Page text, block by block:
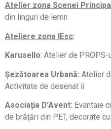
Atelier zona Scenei
din linguri de lemn
Ateliere zona IEsc:
Karusello: Atelier de
Șezătoarea Urbană: Atelier
Activitate de desenat ii
Asociația D’Avent: Evantaie
de brățări din PET, decorate